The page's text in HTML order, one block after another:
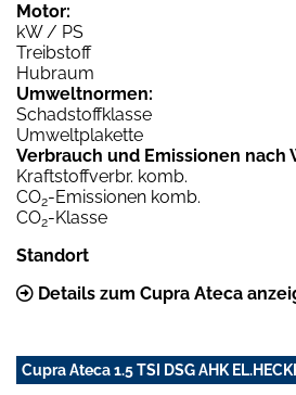
Motor:
kW / PS
Treibstoff
Hubraum
Umweltnormen:
Schadstoffklasse
Umweltplakette
Verbrauch und Emissionen nach
Kraftstoffverbr. komb.
CO2-Emissionen komb.
CO2-Klasse
Standort
Details zum Cupra Ateca
Cupra Ateca 1.5 TSI DSG AHK